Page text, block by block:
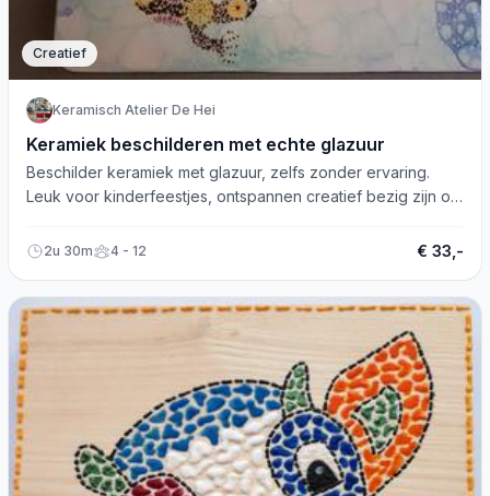
Creatief
Keramisch Atelier De Hei
Keramiek beschilderen met echte glazuur
Beschilder keramiek met glazuur, zelfs zonder ervaring.
Leuk voor kinderfeestjes, ontspannen creatief bezig zijn of
2u 30m 4 - 12 € 33,-